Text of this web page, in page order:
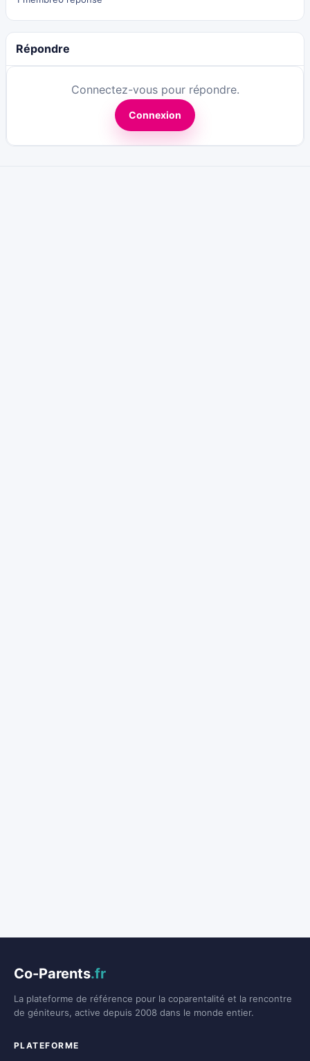
Répondre
Connectez-vous pour répondre.
Connexion
Co-Parents.fr
La plateforme de référence pour la coparentalité et la rencontre
de géniteurs, active depuis 2008 dans le monde entier.
PLATEFORME